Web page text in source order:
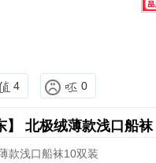
4 0
】 北极绒薄款浅口船袜
款浅口船袜10双装